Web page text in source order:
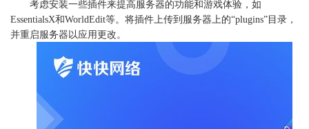
考虑安装一些插件来提高服务器的功能和游戏体验，如
EssentialsX和WorldEdit等。将插件上传到服务器上的“plugins”目录，
并重启服务器以应用更改。